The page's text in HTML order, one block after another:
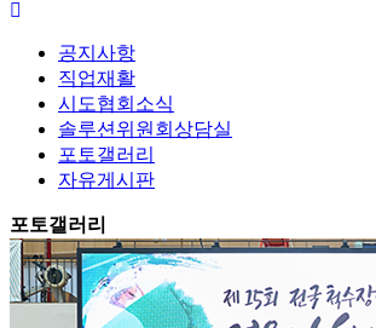
공지사항
직업재활
시도협회소식
솔루션위원회상담실
포토갤러리
자유게시판
포토갤러리